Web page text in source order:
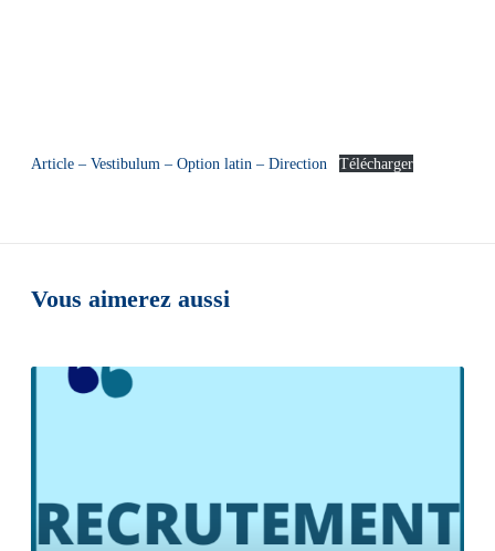
Article – Vestibulum – Option latin – Direction Télécharger
Vous aimerez aussi